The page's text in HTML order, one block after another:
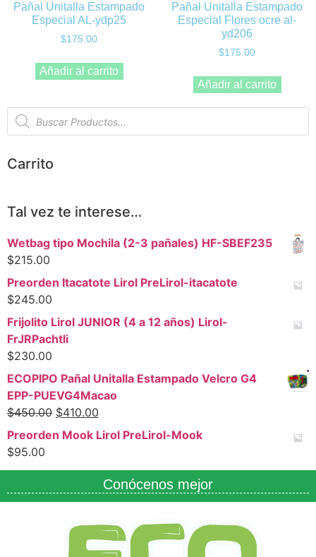
Pañal Unitalla Estampado
Especial AL-ydp25
$175.00
Añadir al carrito
Pañal Unitalla Estampado
Especial Flores ocre al-
yd206
$175.00
Añadir al carrito
Carrito
Tal vez te interese…
Wetbag tipo Mochila (2-3 pañales) HF-SBEF235
$215.00
Preorden Itacatote Lirol PreLirol-itacatote
$245.00
Frijolito Lirol JUNIOR (4 a 12 años) Lirol-
FrJRPachtli
$230.00
ECOPIPO Pañal Unitalla Estampado Velcro G4
EPP-PUEVG4Macao
$450.00 $410.00
Preorden Mook Lirol PreLirol-Mook
$95.00
Conócenos mejor